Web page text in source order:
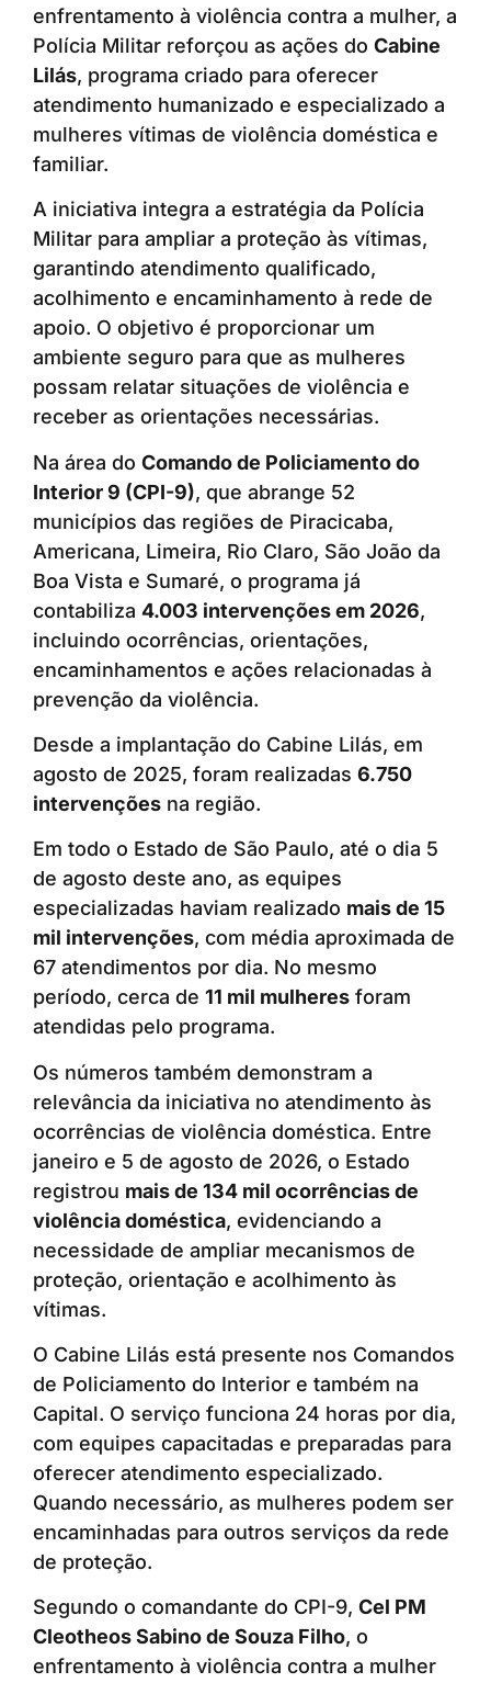
enfrentamento à violência contra a mulher, a
Polícia Militar reforçou as ações do Cabine
Lilás, programa criado para oferecer
atendimento humanizado e especializado a
mulheres vítimas de violência doméstica e
familiar.
A iniciativa integra a estratégia da Polícia
Militar para ampliar a proteção às vítimas,
garantindo atendimento qualificado,
acolhimento e encaminhamento à rede de
apoio. O objetivo é proporcionar um
ambiente seguro para que as mulheres
possam relatar situações de violência e
receber as orientações necessárias.
Na área do Comando de Policiamento do
Interior 9 (CPI-9), que abrange 52
municípios das regiões de Piracicaba,
Americana, Limeira, Rio Claro, São João da
Boa Vista e Sumaré, o programa já
contabiliza 4.003 intervenções em 2026,
incluindo ocorrências, orientações,
encaminhamentos e ações relacionadas à
prevenção da violência.
Desde a implantação do Cabine Lilás, em
agosto de 2025, foram realizadas 6.750
intervenções na região.
Em todo o Estado de São Paulo, até o dia 5
de agosto deste ano, as equipes
especializadas haviam realizado mais de 15
mil intervenções, com média aproximada de
67 atendimentos por dia. No mesmo
período, cerca de 11 mil mulheres foram
atendidas pelo programa.
Os números também demonstram a
relevância da iniciativa no atendimento às
ocorrências de violência doméstica. Entre
janeiro e 5 de agosto de 2026, o Estado
registrou mais de 134 mil ocorrências de
violência doméstica, evidenciando a
necessidade de ampliar mecanismos de
proteção, orientação e acolhimento às
vítimas.
O Cabine Lilás está presente nos Comandos
de Policiamento do Interior e também na
Capital. O serviço funciona 24 horas por dia,
com equipes capacitadas e preparadas para
oferecer atendimento especializado.
Quando necessário, as mulheres podem ser
encaminhadas para outros serviços da rede
de proteção.
Segundo o comandante do CPI-9, Cel PM
Cleotheos Sabino de Souza Filho, o
enfrentamento à violência contra a mulher